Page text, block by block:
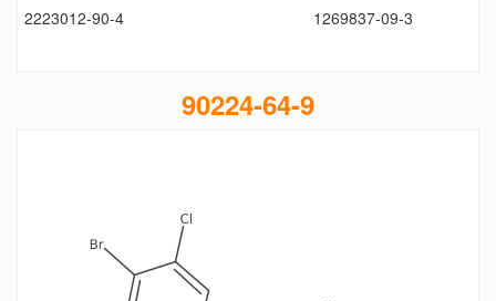
2223012-90-4
1269837-09-3
90224-64-9